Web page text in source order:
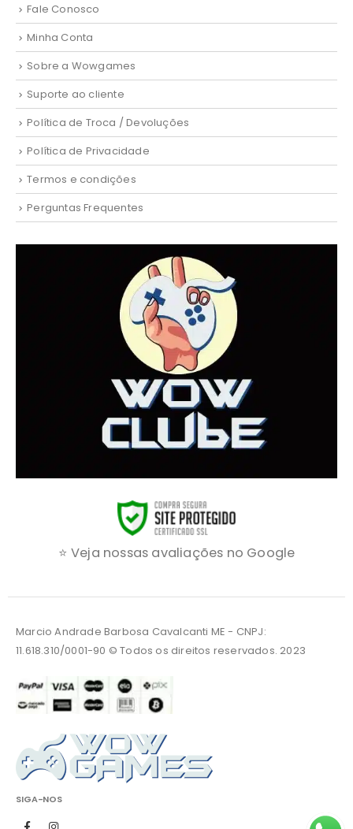
Fale Conosco
Minha Conta
Sobre a Wowgames
Suporte ao cliente
Política de Troca / Devoluções
Política de Privacidade
Termos e condições
Perguntas Frequentes
⭐ Veja nossas avaliações no Google
Marcio Andrade Barbosa Cavalcanti ME - CNPJ:
11.618.310/0001-90 © Todos os direitos reservados. 2023
SIGA-NOS